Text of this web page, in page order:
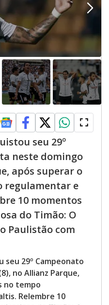
seu 29º
neste domingo
após superar o
regulamentar e
10 momentos
do Timão: O
Paulistão com
seu 29º Campeonato
no Allianz Parque,
no tempo
Relembre 10